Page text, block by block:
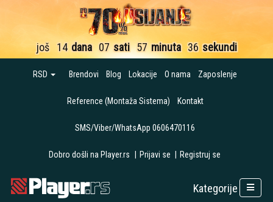
još 14 dana 07 sati 57 minuta 35 sekundi
RSD Brendovi Blog Lokacije O nama Zaposlenje
Reference (Montaža Sistema) Kontakt
SMS/Viber/WhatsApp 0606470116
Dobro došli na Player.rs Prijavi se Registruj se
Kategorije